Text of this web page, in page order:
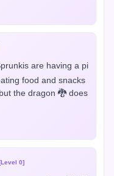
are having a pi
food and snacks
the dragon 🐉 does
0]